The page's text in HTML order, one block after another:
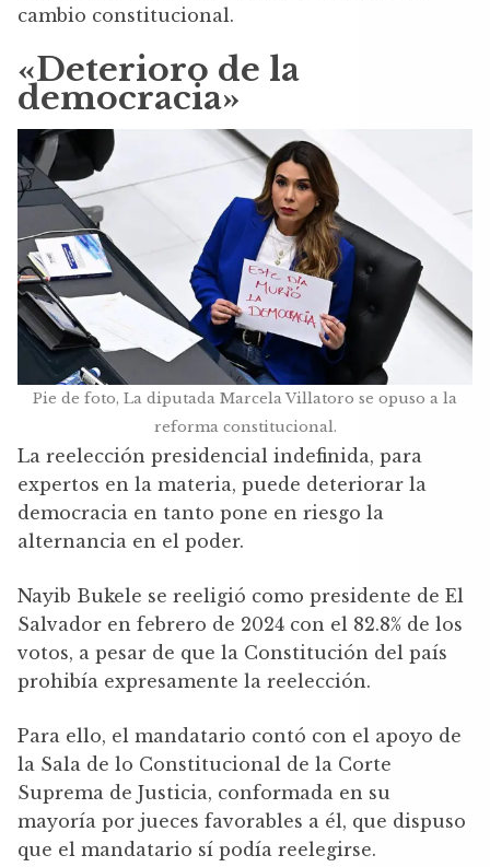
cambio constitucional.
«Deterioro de la
democracia»
Pie de foto, La diputada Marcela Villatoro se opuso a la
reforma constitucional.
La reelección presidencial indefinida, para
expertos en la materia, puede deteriorar la
democracia en tanto pone en riesgo la
alternancia en el poder.
Nayib Bukele se reeligió como presidente de El
Salvador en febrero de 2024 con el 82.8% de los
votos, a pesar de que la Constitución del país
prohibía expresamente la reelección.
Para ello, el mandatario contó con el apoyo de
la Sala de lo Constitucional de la Corte
Suprema de Justicia, conformada en su
mayoría por jueces favorables a él, que dispuso
que el mandatario sí podía reelegirse.